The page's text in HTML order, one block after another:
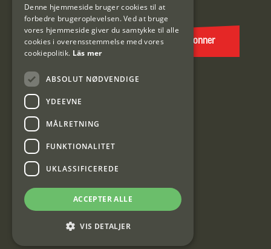
post
(Påkrævet)
Abonner
Interjakt DK
Interjakt Sweden AB, Årjäng
Org: 553222-3915
Denne hjemmeside bruger cookies til at
forbedre brugeroplevelsen. Ved at bruge
vores hjemmeside giver du samtykke til alle
cookies i overensstemmelse med vores
cookiepolitik. Läs mer
ABSOLUT NØDVENDIGE
YDEEVNE
MÅLRETNING
FUNKTIONALITET
UKLASSIFICEREDE
ACCEPTER ALLE
VIS DETALJER